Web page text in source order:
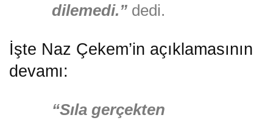
dilemedi.” dedi.
İşte Naz Çekem’in açıklamasının
devamı:
“Sıla gerçekten